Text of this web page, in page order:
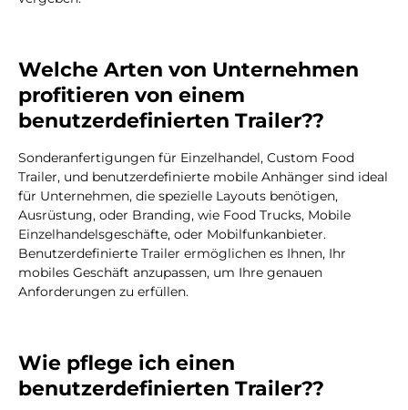
Welche Arten von Unternehmen
profitieren von einem
benutzerdefinierten Trailer??
Sonderanfertigungen für Einzelhandel, Custom Food
Trailer, und benutzerdefinierte mobile Anhänger sind ideal
für Unternehmen, die spezielle Layouts benötigen,
Ausrüstung, oder Branding, wie Food Trucks, Mobile
Einzelhandelsgeschäfte, oder Mobilfunkanbieter.
Benutzerdefinierte Trailer ermöglichen es Ihnen, Ihr
mobiles Geschäft anzupassen, um Ihre genauen
Anforderungen zu erfüllen.
Wie pflege ich einen
benutzerdefinierten Trailer??